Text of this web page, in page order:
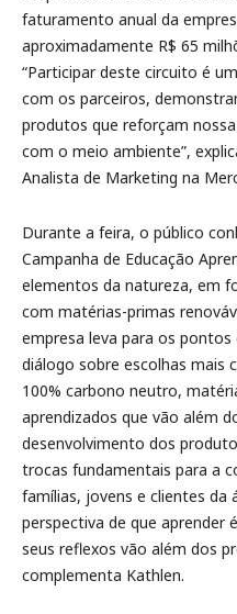
faturamento anual da
aproximadamente R$ 65
“Participar deste circuito é
com os parceiros,
produtos que reforçam
com o meio ambiente”,
Analista de Marketing na
Durante a feira, o público
Campanha de Educação
elementos da natureza, em
com matérias-primas
empresa leva para os
diálogo sobre escolhas mais
100% carbono neutro,
aprendizados que vão além
desenvolvimento dos
trocas fundamentais para a
famílias, jovens e clientes da
perspectiva de que aprender
seus reflexos vão além dos
complementa Kathlen.